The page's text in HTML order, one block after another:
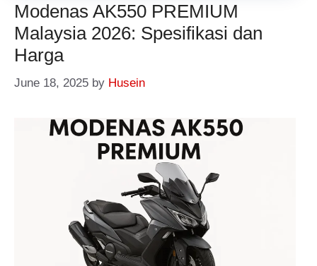
Modenas AK550 PREMIUM
Malaysia 2026: Spesifikasi dan
Harga
June 18, 2025 by Husein